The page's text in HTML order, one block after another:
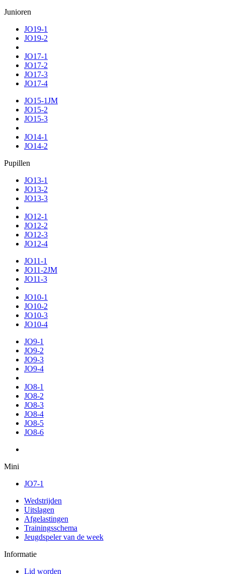
Junioren
JO19-1
JO19-2
JO17-1
JO17-2
JO17-3
JO17-4
JO15-1JM
JO15-2
JO15-3
JO14-1
JO14-2
Pupillen
JO13-1
JO13-2
JO13-3
JO12-1
JO12-2
JO12-3
JO12-4
JO11-1
JO11-2JM
JO11-3
JO10-1
JO10-2
JO10-3
JO10-4
JO9-1
JO9-2
JO9-3
JO9-4
JO8-1
JO8-2
JO8-3
JO8-4
JO8-5
JO8-6
Mini
JO7-1
Wedstrijden
Uitslagen
Afgelastingen
Trainingsschema
Jeugdspeler van de week
Informatie
Lid worden